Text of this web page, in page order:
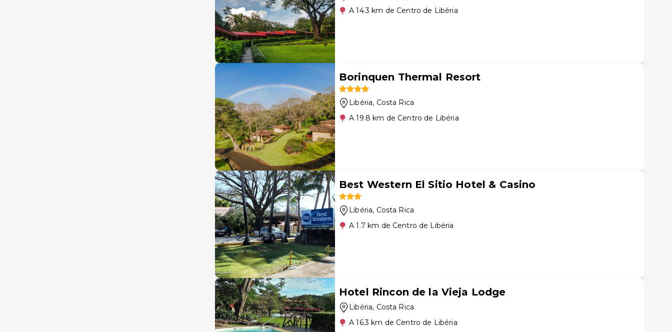
A 14.3 km de Centro de Libéria
Borinquen Thermal Resort
Libéria, Costa Rica
A 19.8 km de Centro de Libéria
Best Western El Sitio Hotel & Casino
Libéria, Costa Rica
A 1.7 km de Centro de Libéria
Hotel Rincon de la Vieja Lodge
Libéria, Costa Rica
A 16.3 km de Centro de Libéria